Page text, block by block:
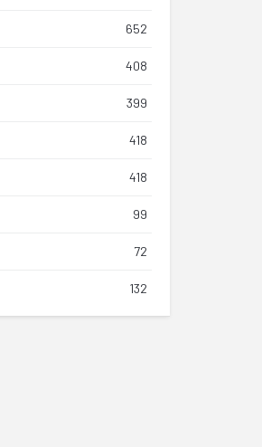
652
408
399
418
418
99
72
132